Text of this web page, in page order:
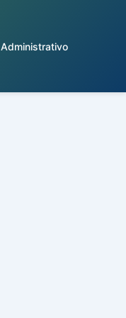
Administrativo